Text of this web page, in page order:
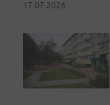
17.07.2026